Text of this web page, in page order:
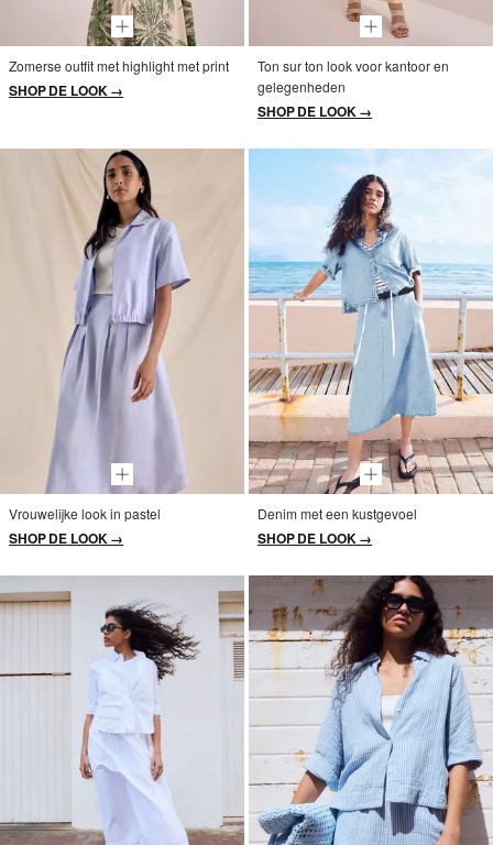
Zomerse outfit met highlight met print
SHOP DE LOOK →
Ton sur ton look voor kantoor en
gelegenheden
SHOP DE LOOK →
Vrouwelijke look in pastel
SHOP DE LOOK →
Denim met een kustgevoel
SHOP DE LOOK →